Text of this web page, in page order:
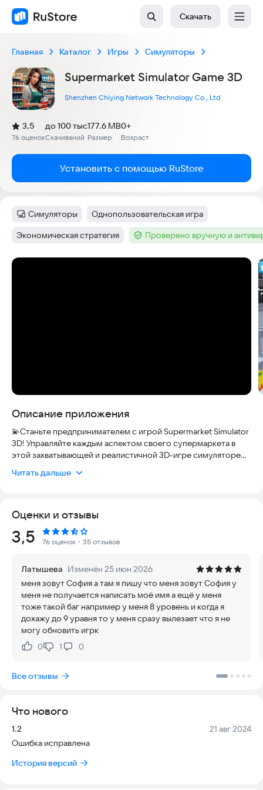
Скачать
Главная Каталог Игры Симуляторы
Supermarket Simulator Game 3D
Shenzhen Chiying Network Technology Co., Ltd
Рейтинг:
3,5
(
76 оценок
)
Скачиваний
до 100 тыс
Размер
177.6 MB
Возраст
0+
Установить с помощью RuStore
Категория:
Симуляторы Тег:
Однопользовательская игра
Тег:
Экономическая стратегия Тег :Проверено вручную и
Скриншоты
Описание приложения
💫Станьте предпринимателем с игрой Supermarket Simulator
3D! Управляйте каждым аспектом своего супермаркета в
этой захватывающей и реалистичной 3D-игре симуляторе
полок до обработки транзакций — вы испытаете
детализированную и интерактивную среду шумного
торгового центра в этой продуктовой игре. Наслаждайтесь
управлением своим супермаркетом, оставаясь финансово
симуляторе розничного рынка.
💥КЛЮЧЕВЫЕ ОСОБЕННОСТИ 💥
🍊Ремонт и улучшения: В истории симулятора супермаркета
в торговом центре управляйте ремонтом, как покраска
стен, украшение магазинов и установка нового освещения в
3D-игре.
место менеджера супермаркета в этом высоко
🍇Управление инвентарем: Будьте кассиром супермаркета и
следите за своим инвентарем, чтобы ваш магазин всегда был
устанавливайте цены, украшайте магазины и следите за
рыночными трендами, чтобы привлекать покупателей. В
Читать дальше
Оценки и отзывы
Рейтинг:
3,5 76 оценок ・35 отзывов
Латышева Изменён 25 июн 2026
меня зовут София а там я пишу что меня зовут София у
меня не получается написать моё имя а ещё у меня
тоже такой баг например у меня 8 уровень и когда я
дохажу до 9 уравня то у меня сразу вылезает что я не
могу обновить игрк
Нравится:
0Не нравится:
1 0
Все отзывы
Что нового
Версия:
1.2 Дата:
21 авг 2024
Ошибка исправлена
История версий